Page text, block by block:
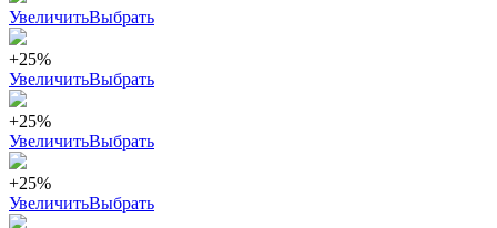
УвеличитьВыбрать
+25%
УвеличитьВыбрать
+25%
УвеличитьВыбрать
+25%
УвеличитьВыбрать